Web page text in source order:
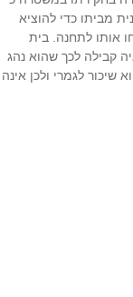
מביתו כדי להוציא
אותו לתחנה. בית
קבילה לכך שהוא נהג
שיכור לגמרי ולכן אינה